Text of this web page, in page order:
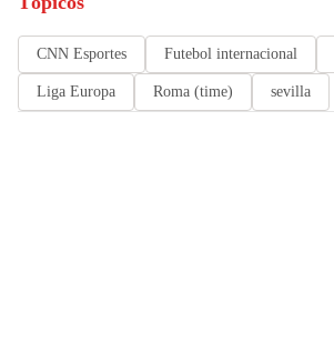
CNN Esportes Futebol internacional
Liga Europa Roma (time) sevilla